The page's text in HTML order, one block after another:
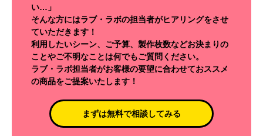
い…」
そんな方にはラブ・ラボの担当者がヒアリングをさせ
ていただきます！
利用したいシーン、ご予算、製作枚数などお決まりの
ことやご不明なことは何でもご質問ください。
ラブ・ラボ担当者がお客様の要望に合わせておススメ
の商品をご提案いたします！
まずは無料で相談してみる